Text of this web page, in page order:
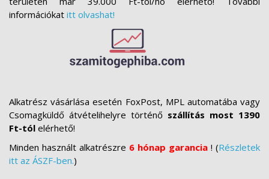
információkat itt olvashat!
Alkatrész vásárlása esetén FoxPost, MPL automatába vagy
Csomagküldő átvételihelyre történő szállítás most 1390
Ft-tól elérhető!
Minden használt alkatrészre 6 hónap garancia ! (Részletek
itt az ÁSZF-ben.)